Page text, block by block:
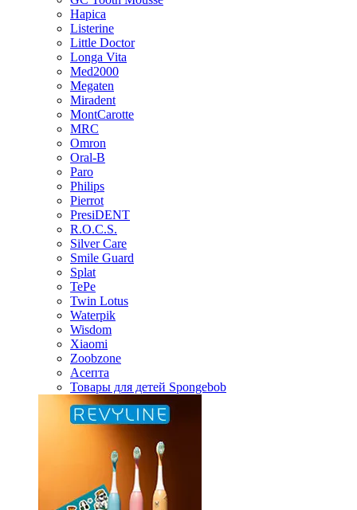
Hapica
Listerine
Little Doctor
Longa Vita
Med2000
Megaten
Miradent
MontCarotte
MRC
Omron
Oral-B
Paro
Philips
Pierrot
PresiDENT
R.O.C.S.
Silver Care
Smile Guard
Splat
TePe
Twin Lotus
Waterpik
Wisdom
Xiaomi
Zoobzone
Асепта
Товары для детей Spongebob